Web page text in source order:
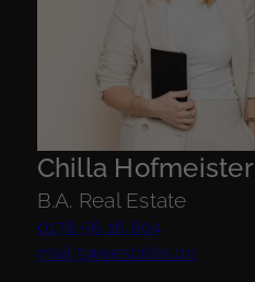
Chilla Hofmeister
B.A. Real Estate
0178 56 16 804
mail@weestates.de